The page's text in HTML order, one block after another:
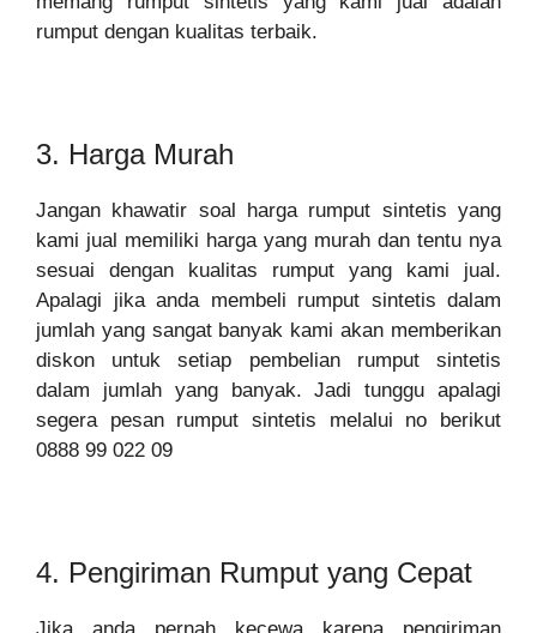
rumput dengan kualitas terbaik.
3. Harga Murah
Jangan khawatir soal harga rumput sintetis yang
kami jual memiliki harga yang murah dan tentu nya
sesuai dengan kualitas rumput yang kami jual.
Apalagi jika anda membeli rumput sintetis dalam
jumlah yang sangat banyak kami akan memberikan
diskon untuk setiap pembelian rumput sintetis
dalam jumlah yang banyak. Jadi tunggu apalagi
segera pesan rumput sintetis melalui no berikut
0888 99 022 09
4. Pengiriman Rumput yang Cepat